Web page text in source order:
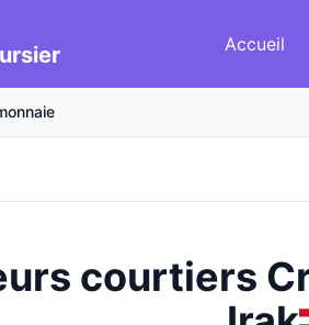
Accueil
courtiers